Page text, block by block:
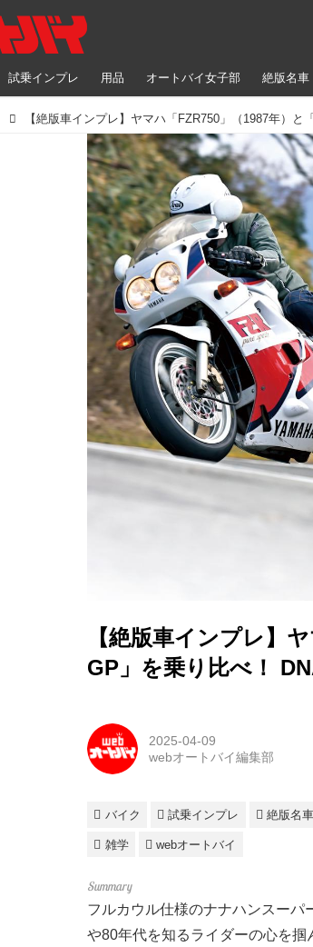
試乗インプレ 用品 オートバイ女子部 絶版名車
【絶版車インプレ】
GP」を乗り比べ！
2025-04-09
webオートバイ編集部
バイク 試乗インプレ 絶版名車
雑学 webオートバイ
フルカウル仕様のナナハンスー
や80年代を知るライダーの心を